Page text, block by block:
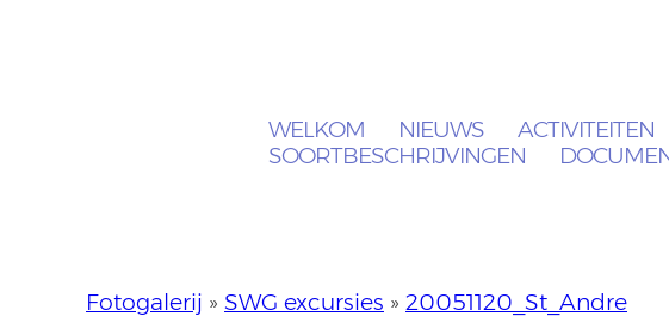
WELKOM NIEUWS ACTIVITEITEN
SOORTBESCHRIJVINGEN
Fotogalerij » SWG excursies » 20051120_St_Andre